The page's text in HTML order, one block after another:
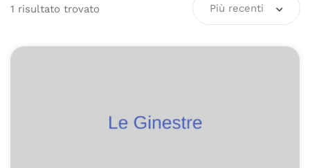
1 risultato trovato Più recenti